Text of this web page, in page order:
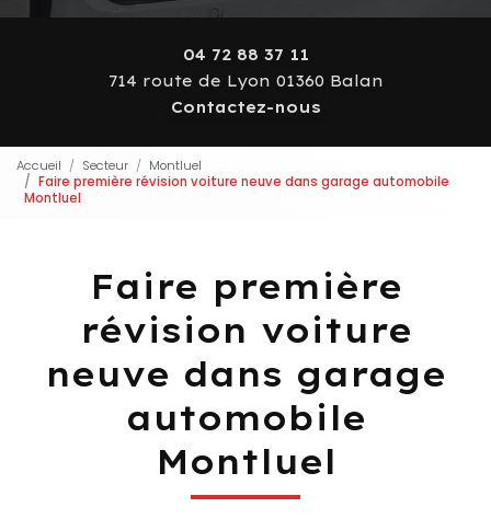
04 72 88 37 11
714 route de Lyon 01360 Balan
Contactez-nous
Accueil Secteur
Montluel
Faire première révision voiture neuve dans garage automobile
Montluel
Faire première
révision voiture
neuve dans garage
automobile
Montluel